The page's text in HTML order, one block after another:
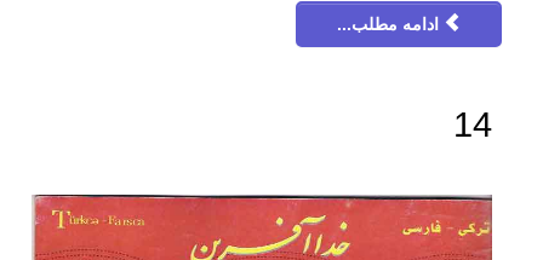
ادامه مطلب...
14